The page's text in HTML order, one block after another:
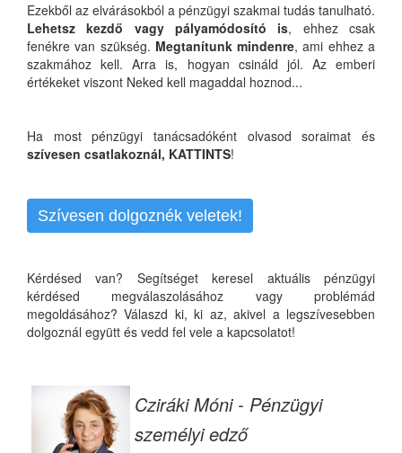
Ezekből az elvárásokból a pénzügyi szakmai tudás tanulható.
Lehetsz kezdő vagy pályamódosító is, ehhez csak
fenékre van szükség. Megtanítunk mindenre, ami ehhez a
szakmához kell. Arra is, hogyan csináld jól. Az emberi
értékeket viszont Neked kell magaddal hoznod...
Ha most pénzügyi tanácsadóként olvasod soraimat és
szívesen csatlakoznál, KATTINTS!
Szívesen dolgoznék veletek!
Kérdésed van? Segítséget keresel aktuális pénzügyi
kérdésed megválaszolásához vagy problémád
megoldásához? Válaszd ki, ki az, akivel a legszívesebben
dolgoznál együtt és vedd fel vele a kapcsolatot!
Cziráki Móni - Pénzügyi
személyi edző